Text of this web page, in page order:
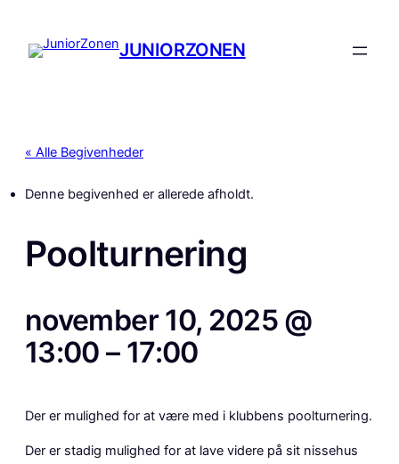
JUNIORZONEN
« Alle Begivenheder
Denne begivenhed er allerede afholdt.
Poolturnering
november 10, 2025 @
13:00 – 17:00
Der er mulighed for at være med i klubbens poolturnering.
Der er stadig mulighed for at lave videre på sit nissehus